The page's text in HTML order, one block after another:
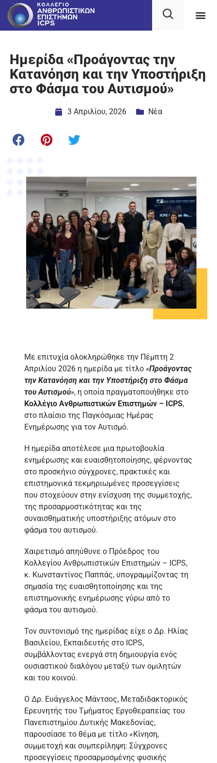
Ημερίδα «Προάγοντας την
Κατανόηση και την Υποστήριξη
στο Φάσμα του Αυτισμού»
3 Απριλίου, 2026 Νέα
Με επιτυχία ολοκληρώθηκε την Πέμπτη 2
Απριλίου 2026 η ημερίδα με τίτλο «Προάγοντας
την Κατανόηση και την Υποστήριξη στο Φάσμα
του Αυτισμού», η οποία πραγματοποιήθηκε στο
Κολλέγιο Ανθρωπιστικών Επιστημών – ICPS,
στο πλαίσιο της Παγκόσμιας Ημέρας
Ενημέρωσης για τον Αυτισμό.
Η ημερίδα αποτέλεσε μια πρωτοβουλία
ενημέρωσης και ευαισθητοποίησης, φέρνοντας
στο προσκήνιο σύγχρονες, πρακτικές και
επιστημονικά τεκμηριωμένες προσεγγίσεις
που στοχεύουν στην ενίσχυση της συμμετοχής,
της προσαρμοστικότητας και της
συναισθηματικής υποστήριξης ατόμων στο
φάσμα του αυτισμού.
Χαιρετισμό απηύθυνε ο Πρόεδρος του
Κολλεγίου Ανθρωπιστικών Επιστημών – ICPS,
κ. Κωνσταντίνος Παππάς, υπογραμμίζοντας τη
σημασία της ευαισθητοποίησης και της
επιστημονικής ενημέρωσης γύρω από το
φάσμα του αυτισμού.
Τον συντονισμό της ημερίδας είχε ο Δρ. Ηλίας
Βασιλείου, Εκπαιδευτής στο ICPS,
συμβάλλοντας ενεργά στη δημιουργία ενός
ουσιαστικού διαλόγου μεταξύ των ομιλητών
και του κοινού.
Ο Δρ. Ευάγγελος Μάντσος, Μεταδιδακτορικός
Ερευνητής του Τμήματος Εργοθεραπείας του
Πανεπιστημίου Δυτικής Μακεδονίας,
παρουσίασε το θέμα με τίτλο «Κίνηση,
συμμετοχή και συμπερίληψη: Σύγχρονες
προσεγγίσεις προσαρμοσμένης φυσικής